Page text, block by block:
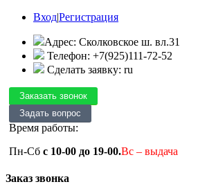
Вход|Регистрация
Адрес: Сколковское ш. вл.31
Телефон: +7(925)111-72-52
Сделать заявку: ru
Время работы:
Пн-Сб с 10-00 до 19-00.Вс – выдача
Заказ звонка